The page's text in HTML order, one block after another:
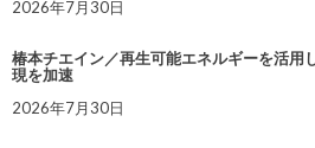
2026年7月30日
椿本チエイン／再生可能エネルギーを活用
現を加速
2026年7月30日